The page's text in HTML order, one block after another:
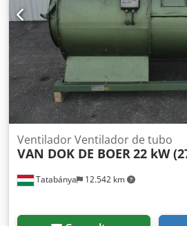
Tatabánya 12.542 km
Ventilador Ventilador de tubo
VAN DOK DE BOER22 kW